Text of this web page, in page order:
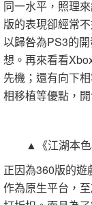
同一水平，照理
版的表現卻經常
以歸咎為PS3的
想。再來看看
先機；還有向下
相移植等優點，
▲《江湖本
正因為360版的
作為原生平台，